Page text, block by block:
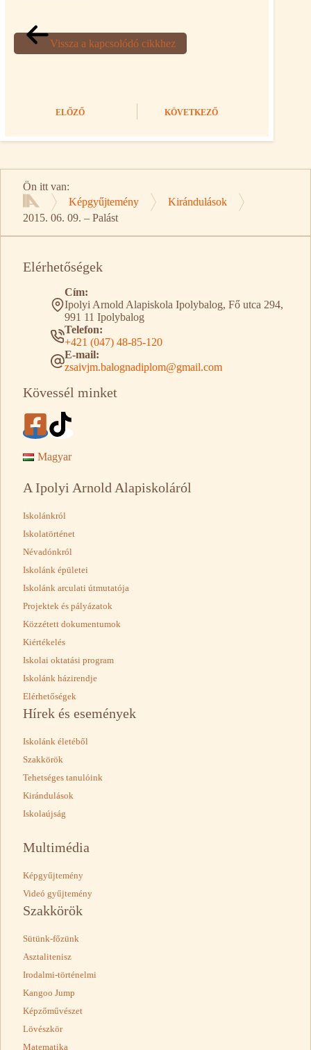
Vissza a kapcsolódó cikkhez
ELŐZŐ KÖVETKEZŐ
Ön itt van:
Kezdőlap
Képgyűjtemény
Kirándulások
2015. 06. 09. – Palást
Elérhetőségek
Cím:
Ipolyi Arnold Alapiskola Ipolybalog, Fő utca 294,
991 11 Ipolybalog
Telefon:
+421 (047) 48-85-120
E-mail:
zsaivjm.balognadiplom@gmail.com
Kövessél minket
Magyar
A Ipolyi Arnold Alapiskoláról
Iskolánkról
Iskolatörténet
Névadónkról
Iskolánk épületei
Iskolánk arculati útmutatója
Projektek és pályázatok
Közzétett dokumentumok
Kiértékelés
Iskolai oktatási program
Iskolánk házirendje
Elérhetőségek
Hírek és események
Iskolánk életéből
Szakkörök
Tehetséges tanulóink
Kirándulások
Iskolaújság
Multimédia
Képgyűjtemény
Videó gyűjtemény
Szakkörök
Sütünk-főzünk
Asztalitenisz
Irodalmi-történelmi
Kangoo Jump
Képzőművészet
Lövészkör
Matematika